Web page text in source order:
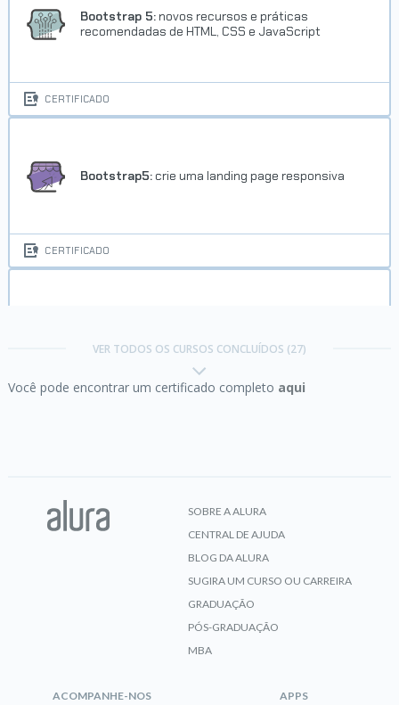
Bootstrap 5: novos recursos e práticas
recomendadas de HTML, CSS e JavaScript
CERTIFICADO
Bootstrap5: crie uma landing page responsiva
CERTIFICADO
HTML5 e CSS3 parte 1:crie uma página da Web
VER TODOS OS CURSOS CONCLUÍDOS (27)
Você pode encontrar um certificado completo aqui
SOBRE A ALURA
CENTRAL DE AJUDA
BLOG DA ALURA
SUGIRA UM CURSO OU CARREIRA
GRADUAÇÃO
PÓS-GRADUAÇÃO
MBA
ACOMPANHE-NOS APPS